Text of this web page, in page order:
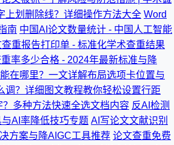
上划删除线？详细操作方法大全 Word
南 中国AI论文数量统计 - 中国人工智能
重报告打印单 - 标准化学术查重结果
率多少合格 - 2024年最新标准与降
在哪里？一文详解布局选项卡位置与
调？详细图文教程教你轻松设置行距
多种方法快速全选文档内容 反AI检测
AI率降低技巧专题 AI写论文文献识别
方案与降AIGC工具推荐 论文查重免费